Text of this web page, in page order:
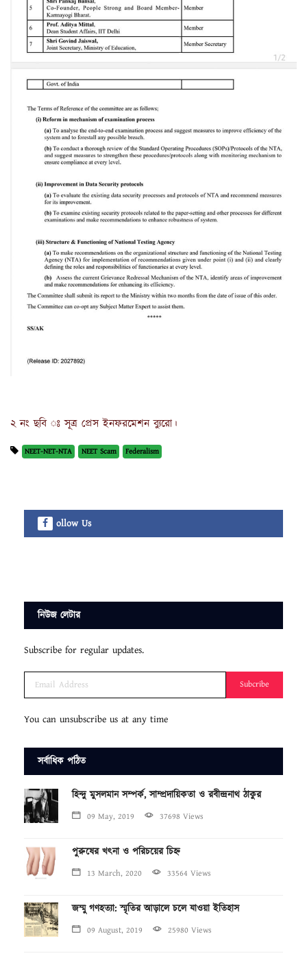
২ নং ছবি ঃ সূত্র প্রেস ইনফরমেশন ব্যুরো।
NEET-NET-NTA NEET Scam Federalism
ollow Us
নিউজ লেটার
Subscribe for regular updates.
Subcribe
You can unsubscribe us at any time
সর্বাধিক পঠিত
হিন্দু মুসলমান সম্পর্ক, সাম্প্রদায়িকতা ও রবীন্দ্রনাথ ঠাকুর
09 May, 2019 37698 Views
পুরুষের খৎনা ও পরিচয়ের চিহ্ন
13 March, 2020 33564 Views
জম্মু গণহত্যা: স্মৃতির আড়ালে চলে যাওয়া ইতিহাস
09 August, 2019 25980 Views